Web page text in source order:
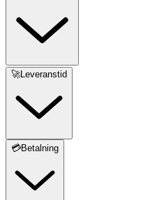
🚀Leveranstid
💳Betalning